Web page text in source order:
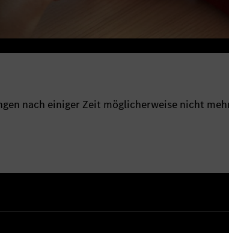
nach einiger Zeit möglicherweise nicht